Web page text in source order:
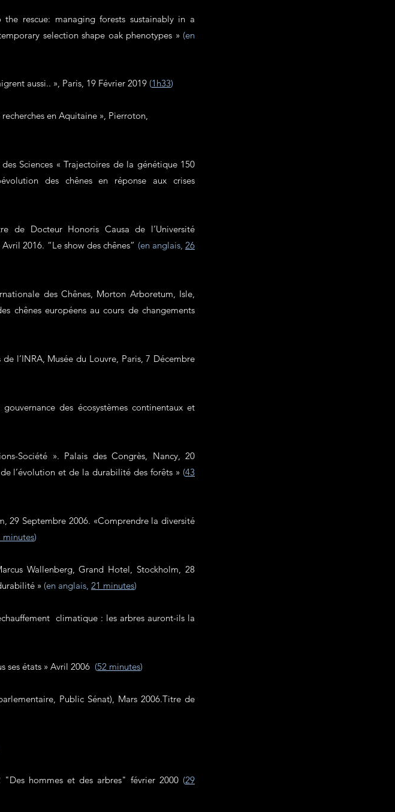
rescue: managing forests sustainably in a
selection shape oak phenotypes » (en
aussi.. », Paris, 19 Février 2019 (1h33)
en Aquitaine », Pierroton,
Sciences « Trajectoires de la génétique 150
des chênes en réponse aux crises
de Docteur Honoris Causa de l’Université
2016. “Le show des chênes” (en anglais,26
des Chênes, Morton Arboretum, Isle,
chênes européens au cours de changements
l’INRA, Musée du Louvre, Paris, 7 Décembre
des écosystèmes continentaux et
Société ». Palais des Congrès, Nancy, 20
l’évolution et de la durabilité des forêts » (43
29 Septembre 2006. «Comprendre la diversité
minutes)
Wallenberg, Grand Hotel, Stockholm, 28
» (en anglais, 21 minutes)
climatique : les arbres auront-ils la
ses états » Avril 2006 (52 minutes)
Public Sénat), Mars 2006.Titre de
hommes et des arbres" février 2000 (29